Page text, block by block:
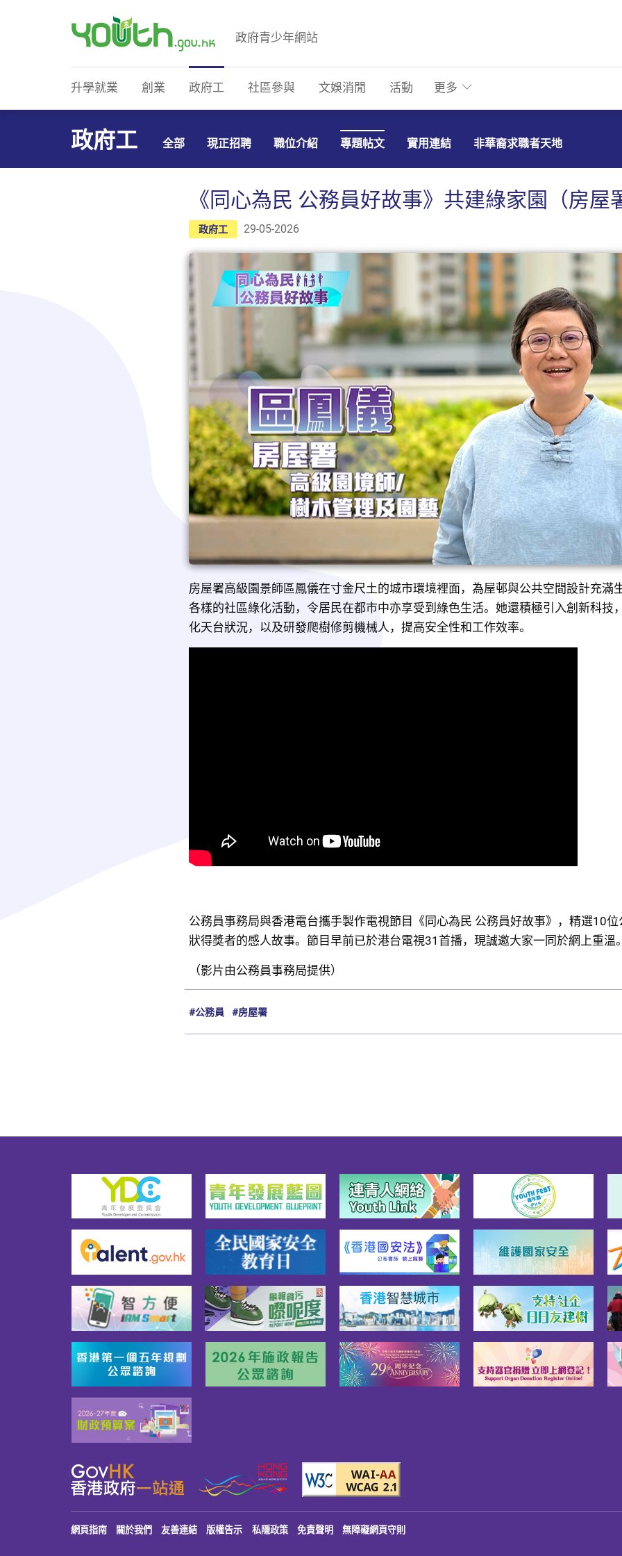
政府青少年網站
升學就業 創業 政府工 社區參與 文娛消閒 活動 更多
政府工 全部 現正招聘 職位介紹 專題帖文 實用連結 非華裔求職者天地
《同心為民 公務員好故事》共建綠家園（房屋
政府工 29-05-2026
房屋署高級園景師區鳳儀在寸金尺土的城市環境裡面，為屋邨與公共空間設計充滿
各樣的社區綠化活動，令居民在都市中亦享受到綠色生活。她還積極引入創新科技
化天台狀況，以及研發爬樹修剪機械人，提高安全性和工作效率。
公務員事務局與香港電台攜手製作電視節目《同心為民 公務員好故事》，精選10
狀得獎者的感人故事。節目早前已於港台電視31首播，現誠邀大家一同於網上重溫。
（影片由公務員事務局提供）
#公務員 #房屋署
網頁指南 關於我們 友善連結 版權告示 私隱政策 免責聲明
無障礙網頁守則